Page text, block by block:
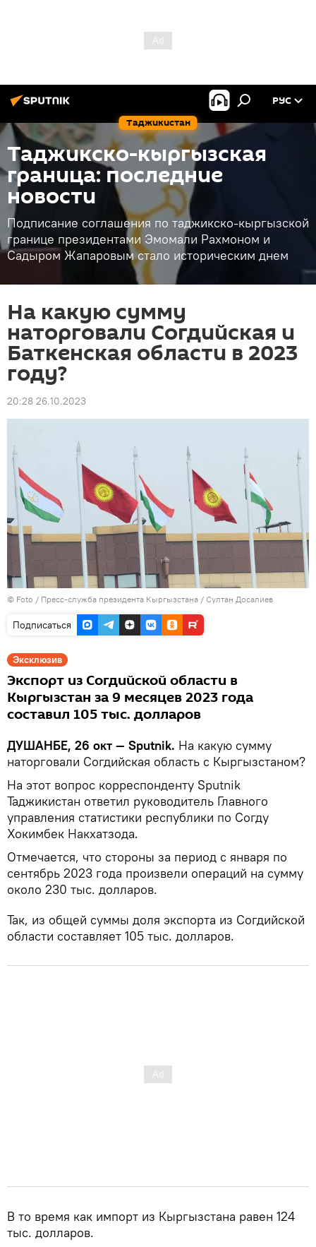
Таджикистан
РУС
Таджикско-кыргызская
граница: последние
новости
Подписание соглашения по таджикско-кыргызской
границе президентами Эмомали Рахмоном и
Садыром Жапаровым стало историческим днем
На какую сумму
наторговали Согдийская и
Баткенская области в 2023
году?
20:28 26.10.2023
© Foto / Пресс-служба президента Кыргызстана / Султан Досалиев
Подписаться
Эксклюзив
Экспорт из Согдийской области в
Кыргызстан за 9 месяцев 2023 года
составил 105 тыс. долларов
ДУШАНБЕ, 26 окт — Sputnik. На какую сумму
наторговали Согдийская область с Кыргызстаном?
На этот вопрос корреспонденту Sputnik
Таджикистан ответил руководитель Главного
управления статистики республики по Согду
Хокимбек Накхатзода.
Отмечается, что стороны за период с января по
сентябрь 2023 года произвели операций на сумму
около 230 тыс. долларов.
Так, из общей суммы доля экспорта из Согдийской
области составляет 105 тыс. долларов.
В то время как импорт из Кыргызстана равен 124
тыс. долларов.